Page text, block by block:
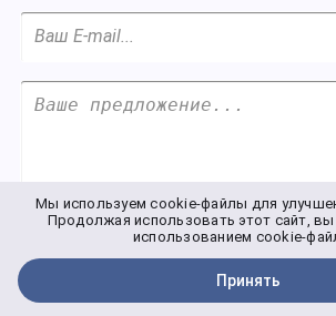
Мы используем cookie-файлы для
Продолжая использовать этот сайт, вы
использованием cookie-
Принять